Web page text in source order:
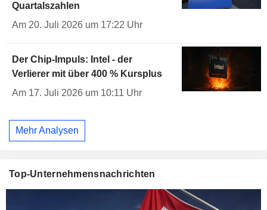
Quartalszahlen
Am 20. Juli 2026 um 17:22 Uhr
Der Chip-Impuls: Intel - der
Verlierer mit über 400 % Kursplus
Am 17. Juli 2026 um 10:11 Uhr
Mehr Analysen
Top-Unternehmensnachrichten